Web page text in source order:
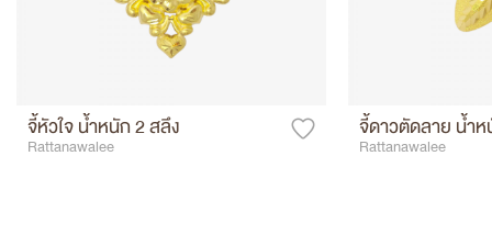
จี้หัวใจ น้ำหนัก 2 สลึง
Rattanawalee
จี้ดาวตัดลาย น้ำ
Rattanawalee